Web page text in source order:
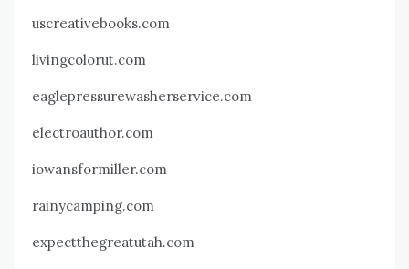
uscreativebooks.com
livingcolorut.com
eaglepressurewasherservice.com
electroauthor.com
iowansformiller.com
rainycamping.com
expectthegreatutah.com